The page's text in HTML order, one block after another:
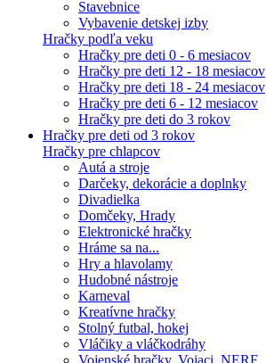
Stavebnice
Vybavenie detskej izby
Hračky podľa veku
Hračky pre deti 0 - 6 mesiacov
Hračky pre deti 12 - 18 mesiacov
Hračky pre deti 18 - 24 mesiacov
Hračky pre deti 6 - 12 mesiacov
Hračky pre deti do 3 rokov
Hračky pre deti od 3 rokov
Hračky pre chlapcov
Autá a stroje
Darčeky, dekorácie a doplnky
Divadielka
Domčeky, Hrady
Elektronické hračky
Hráme sa na...
Hry a hlavolamy
Hudobné nástroje
Karneval
Kreatívne hračky
Stolný futbal, hokej
Vláčiky a vláčkodráhy
Vojenské hračky, Vojaci, NERF